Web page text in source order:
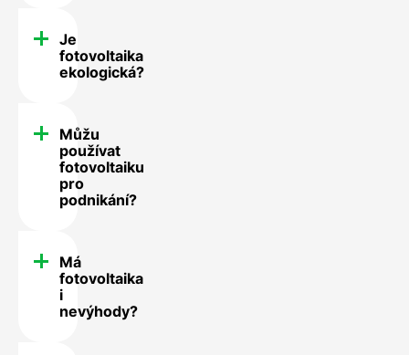
Je
fotovoltaika
ekologická?
Můžu
používat
fotovoltaiku
pro
podnikání?
Má
fotovoltaika
i
nevýhody?